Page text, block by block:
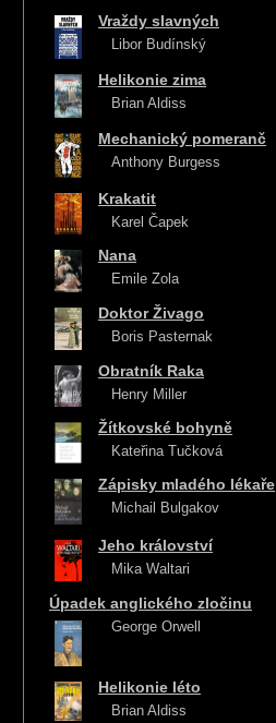
Vraždy slavných
Libor Budínský
Helikonie zima
Brian Aldiss
Mechanický pomeranč
Anthony Burgess
Krakatit
Karel Čapek
Nana
Emile Zola
Doktor Živago
Boris Pasternak
Obratník Raka
Henry Miller
Žítkovské bohyně
Kateřina Tučková
Zápisky mladého lékaře
Michail Bulgakov
Jeho království
Mika Waltari
Úpadek anglického zločinu
George Orwell
Helikonie léto
Brian Aldiss